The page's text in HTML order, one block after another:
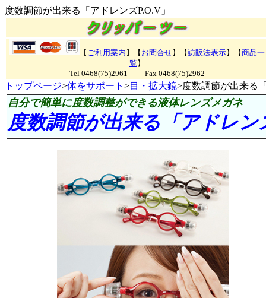
度数調節が出来る「アドレンズP.O.V」
【 ご利用案内 】【 お問合せ】【訪販法表示】【商品一
覧 】
Tel 0468(75)2961 Fax 0468(75)2962
トップページ>体をサポート >目・拡大鏡>度数調節が出来る
自分で簡単に度数調整ができる液体レンズメガネ
度数調節が出来る「アドレン